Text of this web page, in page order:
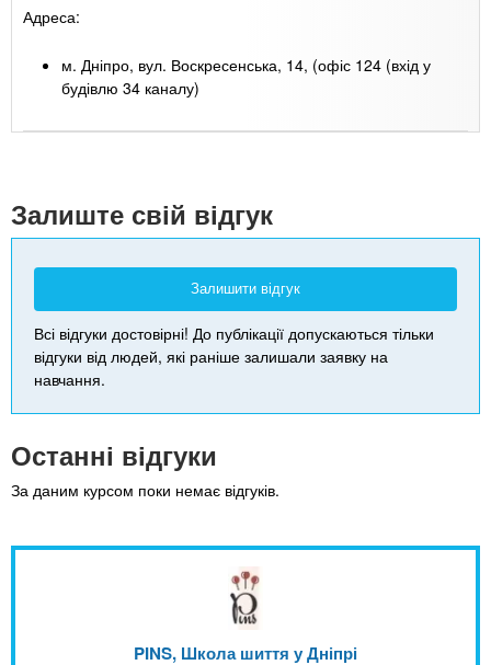
Адреса:
м. Дніпро, вул. Воскресенська, 14, (офіс 124 (вхід у
будівлю 34 каналу)
Залиште свій відгук
Залишити відгук
Всі відгуки достовірні! До публікації допускаються тільки
відгуки від людей, які раніше залишали заявку на
навчання.
Останні відгуки
За даним курсом поки немає відгуків.
PINS, Школа шиття у Дніпрі